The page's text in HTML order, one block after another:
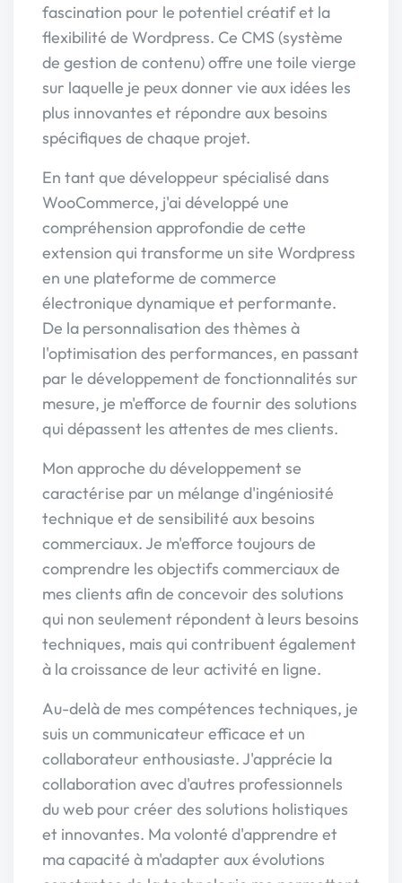
fascination pour le potentiel créatif et la
flexibilité de Wordpress. Ce CMS (système
de gestion de contenu) offre une toile vierge
sur laquelle je peux donner vie aux idées les
plus innovantes et répondre aux besoins
spécifiques de chaque projet.
En tant que développeur spécialisé dans
WooCommerce, j'ai développé une
compréhension approfondie de cette
extension qui transforme un site Wordpress
en une plateforme de commerce
électronique dynamique et performante.
De la personnalisation des thèmes à
l'optimisation des performances, en passant
par le développement de fonctionnalités sur
mesure, je m'efforce de fournir des solutions
qui dépassent les attentes de mes clients.
Mon approche du développement se
caractérise par un mélange d'ingéniosité
technique et de sensibilité aux besoins
commerciaux. Je m'efforce toujours de
comprendre les objectifs commerciaux de
mes clients afin de concevoir des solutions
qui non seulement répondent à leurs besoins
techniques, mais qui contribuent également
à la croissance de leur activité en ligne.
Au-delà de mes compétences techniques, je
suis un communicateur efficace et un
collaborateur enthousiaste. J'apprécie la
collaboration avec d'autres professionnels
du web pour créer des solutions holistiques
et innovantes. Ma volonté d'apprendre et
ma capacité à m'adapter aux évolutions